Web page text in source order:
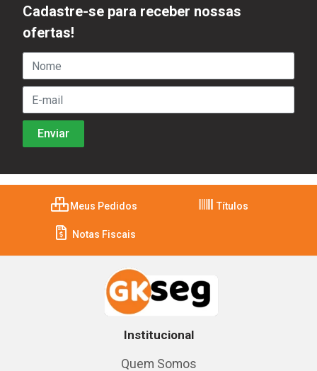
Cadastre-se para receber nossas
ofertas!
Meus Pedidos Títulos
Notas Fiscais
Institucional
Quem Somos